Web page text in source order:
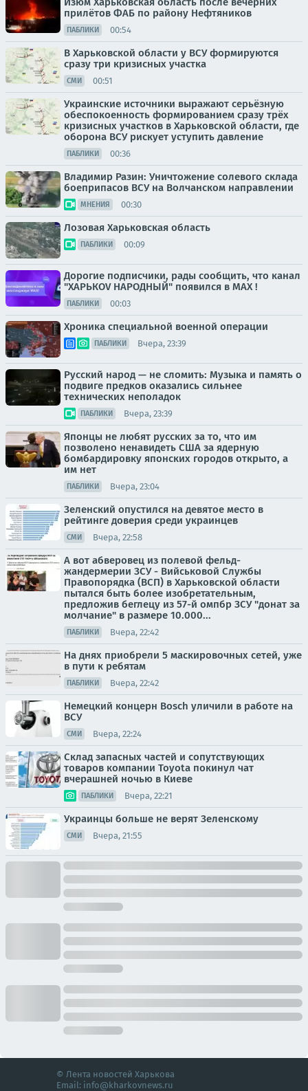
прилётов ФАБ по району Нефтяников
ПАБЛИКИ 00:54
В Харьковской области у ВСУ формируются
сразу три кризисных участка
СМИ 00:51
Украинские источники выражают серьёзную
обеспокоенность формированием сразу трёх
кризисных участков в Харьковской области, где
оборона ВСУ рискует уступить давление
ПАБЛИКИ 00:36
Владимир Разин: Уничтожение солевого склада
боеприпасов ВСУ на Волчанском направлении
МНЕНИЯ 00:30
Лозовая Харьковская область
ПАБЛИКИ 00:09
Дорогие подписчики, рады сообщить, что канал
"ХАРЬКОV НАРОДНЫЙ" появился в MAX !
ПАБЛИКИ 00:03
Хроника специальной военной операции
ПАБЛИКИ Вчера, 23:39
Русский народ — не сломить: Музыка и память о
подвиге предков оказались сильнее
технических неполадок
ПАБЛИКИ Вчера, 23:39
Японцы не любят русских за то, что им
позволено ненавидеть США за ядерную
бомбардировку японских городов открыто, а
им нет
ПАБЛИКИ Вчера, 23:04
Зеленский опустился на девятое место в
рейтинге доверия среди украинцев
СМИ Вчера, 22:58
А вот абверовец из полевой фельд-
жандермерии ЗСУ - Вийськовой Службы
Правопорядка (ВСП) в Харьковской области
пытался быть более изобретательным,
предложив беглецу из 57-й омпбр ЗСУ "донат за
молчание" в размере 10.000...
ПАБЛИКИ Вчера, 22:42
На днях приобрели 5 маскировочных сетей, уже
в пути к ребятам
ПАБЛИКИ Вчера, 22:42
Немецкий концерн Bosch уличили в работе на
ВСУ
СМИ Вчера, 22:24
Склад запасных частей и сопутствующих
товаров компании Toyota покинул чат
вчерашней ночью в Киеве
ПАБЛИКИ Вчера, 22:21
Украинцы больше не верят Зеленскому
СМИ Вчера, 21:55
© Лента новостей Харькова
Email: info@kharkovnews.ru